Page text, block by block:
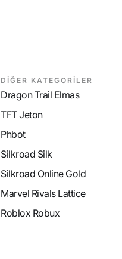
DİĞER KATEGORİLER
Dragon Trail Elmas
TFT Jeton
Phbot
Silkroad Silk
Silkroad Online Gold
Marvel Rivals Lattice
Roblox Robux